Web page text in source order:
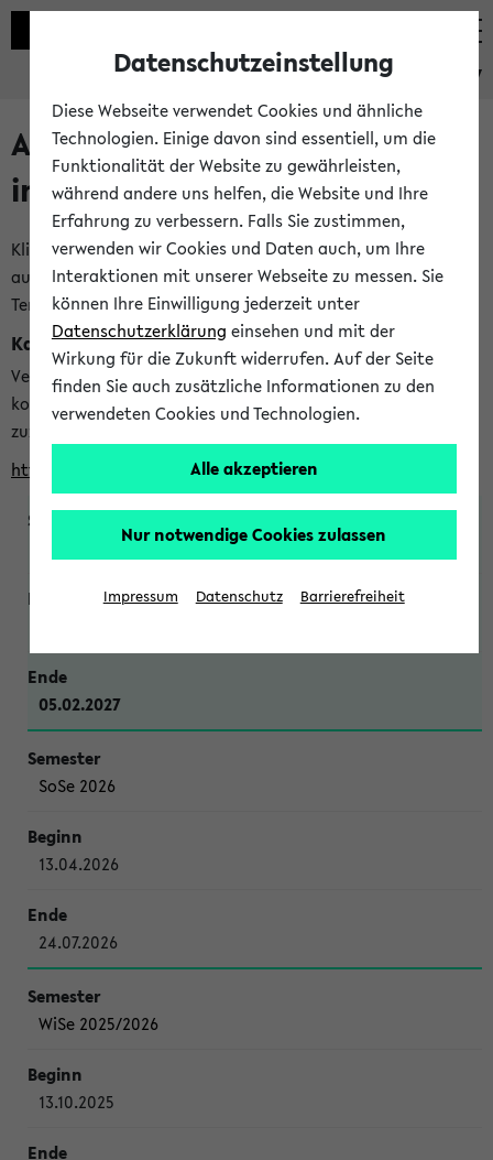
eKVV
Alle veröffentlichten Semester
im eKVV
Klicken Sie auf das Semester, welches Sie für Ihre Sitzung
auswählen möchten. Bitte beachten Sie auch die weiteren
Termine imKalender der Lehrplanung
Kalenderintegration
Verwenden Sie die folgende Adresse, um mit einer
kompatiblen Kalenderanwendung auf die Vorlesungszeiten
zuzugreifen (nähere Informationen
finden Sie hier
https://ekvv.uni-bielefeld.de/ws/calendar?vz
WiSe 2026/2027
05.02.2027
SoSe 2026
13.04.2026
24.07.2026
WiSe 2025/2026
13.10.2025
Datenschutzeinstellung
Diese Webseite verwendet Cookies und ähnliche
Technologien. Einige davon sind essentiell, um die
Funktionalität der Website zu gewährleisten,
während andere uns helfen, die Website und Ihre
Erfahrung zu verbessern. Falls Sie zustimmen,
verwenden wir Cookies und Daten auch, um Ihre
Interaktionen mit unserer Webseite zu messen. Sie
können Ihre Einwilligung jederzeit unter
Datenschutzerklärung einsehen und mit der
Wirkung für die Zukunft widerrufen. Auf der Seite
finden Sie auch zusätzliche Informationen zu den
verwendeten Cookies und Technologien.
Alle akzeptieren
Nur notwendige Cookies zulassen
Impressum Datenschutz Barrierefreiheit